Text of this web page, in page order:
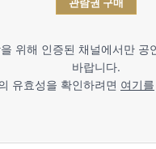
관람권 구매
위해 인증된 채널에서만 공
바랍니다.
유효성을 확인하려면 여기를